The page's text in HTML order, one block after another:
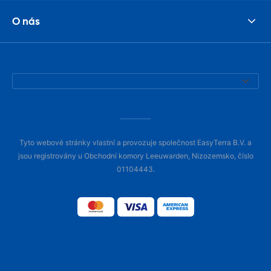
O nás
Tyto webové stránky vlastní a provozuje společnost EasyTerra B.V. a
jsou registrovány u Obchodní komory Leeuwarden, Nizozemsko, číslo
01104443.